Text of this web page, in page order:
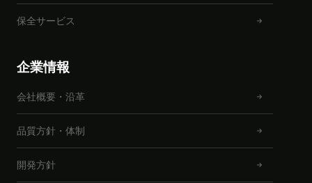
保全サービス
企業情報
会社概要・沿革
品質方針・体制
開発方針